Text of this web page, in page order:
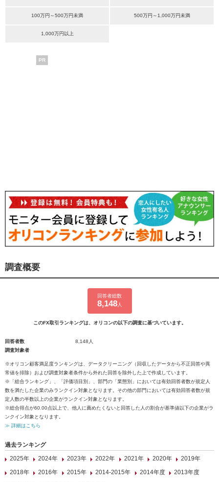
100万円～500万円未満 500万円～1,000万円未満
1,000万円以上
PR
調査概要
回答者総数
8,148人
このFX取引ランキングは、オリコンの以下の調査に基づいています。
回答者数
8,148人
調査対象者
※オリコン顧客満足度ランキングは、データクリーニング（回収したデータから不正回答や異
常値を排除）および調査対象者条件から外れた回答を除外した上で作成しています。
※「総合ランキング」、「評価項目別」、部門の「業態別」においては有効回答者数が規定人
数を満たした企業のみランクイン対象となります。その他の部門においては有効回答者数が規
定人数の半数以上の企業がランクイン対象となります。
※総合得点が60.00点以上で、他人に薦めたくないと回答した人の割合が基準値以下の企業がラ
ンクイン対象となります。
≫ 詳細はこちら
過去ランキング
2025年
2024年 2023年 2022年 2021年 2020年
2019年
2018年
2016年 2015年 2014-2015年 2014年度
2013年度